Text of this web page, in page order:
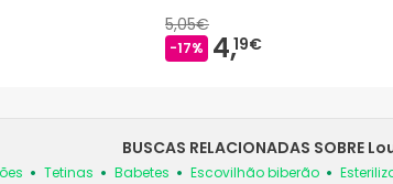
5,05€
-17% 4,19€
BUSCAS RELACIONADAS SOBRE
Tetinas Babetes Escovilhão biberão